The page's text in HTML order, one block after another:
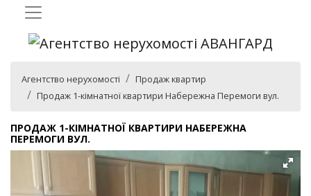
Агентство нерухомості
Продаж квартир
Продаж 1-кімнатної квартири Набережна Перемоги вул.
ПРОДАЖ 1-КІМНАТНОЇ КВАРТИРИ НАБЕРЕЖНА
ПЕРЕМОГИ ВУЛ.